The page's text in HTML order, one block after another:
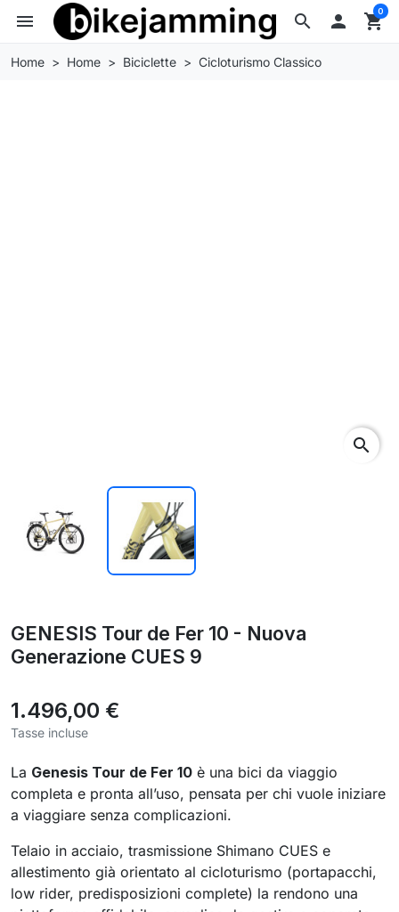
search
menu  shopping_cart
0
Home Home Biciclette Cicloturismo Classico
search
GENESIS Tour de Fer 10 - Nuova
Generazione CUES 9
1.496,00 €
Tasse incluse
La Genesis Tour de Fer 10 è una bici da viaggio
completa e pronta all’uso, pensata per chi vuole iniziare
a viaggiare senza complicazioni.
Telaio in acciaio, trasmissione Shimano CUES e
allestimento già orientato al cicloturismo (portapacchi,
low rider, predisposizioni complete) la rendono una